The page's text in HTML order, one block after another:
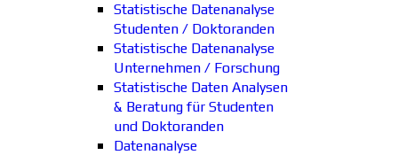
Statistische Datenanalyse
Studenten / Doktoranden
Statistische Datenanalyse
Unternehmen / Forschung
Statistische Daten Analysen
& Beratung für Studenten
und Doktoranden
Datenanalyse